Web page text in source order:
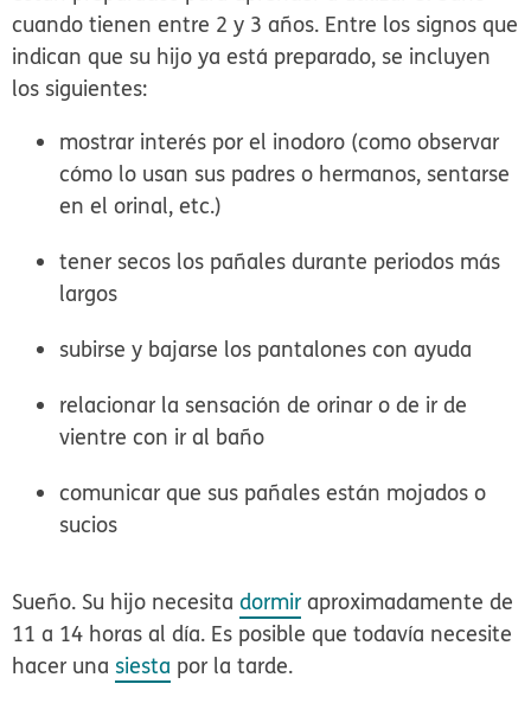
cuando tienen entre 2 y 3 años. Entre los signos que
indican que su hijo ya está preparado, se incluyen
los siguientes:
mostrar interés por el inodoro (como observar
cómo lo usan sus padres o hermanos, sentarse
en el orinal, etc.)
tener secos los pañales durante periodos más
largos
subirse y bajarse los pantalones con ayuda
relacionar la sensación de orinar o de ir de
vientre con ir al baño
comunicar que sus pañales están mojados o
sucios
Sueño. Su hijo necesitadormiraproximadamente de
11 a 14 horas al día. Es posible que todavía necesite
hacer una siesta por la tarde.